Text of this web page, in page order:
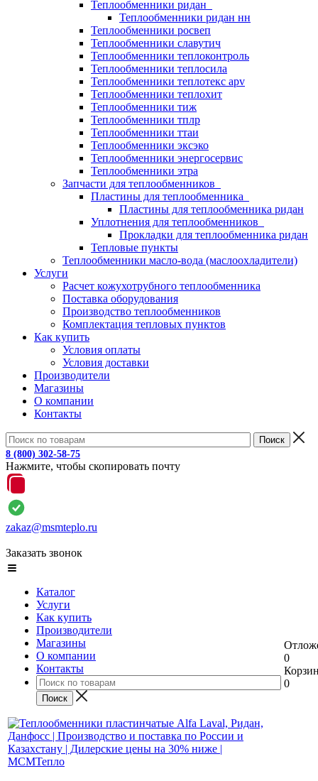
Теплообменники ридан
Теплообменники ридан нн
Теплообменники росвеп
Теплообменники славутич
Теплообменники теплоконтроль
Теплообменники теплосила
Теплообменники теплотекс apv
Теплообменники теплохит
Теплообменники тиж
Теплообменники тплр
Теплообменники ттаи
Теплообменники эксэко
Теплообменники энергосервис
Теплообменники этра
Запчасти для теплообменников
Пластины для теплообменника
Пластины для теплообменника ридан
Уплотнения для теплообменников
Прокладки для теплообменника ридан
Тепловые пункты
Теплообменники масло-вода (маслоохладители)
Услуги
Расчет кожухотрубного теплообменника
Поставка оборудования
Производство теплообменников
Комплектация тепловых пунктов
Как купить
Условия оплаты
Условия доставки
Производители
Магазины
О компании
Контакты
8 (800) 302-58-75
Нажмите, чтобы скопировать почту
zakaz@msmteplo.ru
Заказать звонок
Каталог
Услуги
Как купить
Производители
Магазины
О компании
Контакты
0
0